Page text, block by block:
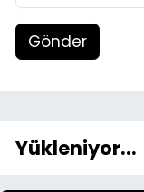
Gönder
Yükleniyor...